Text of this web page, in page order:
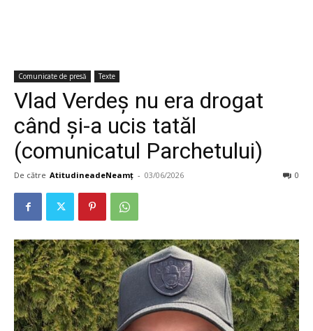
Comunicate de presă Texte
Vlad Verdeș nu era drogat
când și-a ucis tatăl
(comunicatul Parchetului)
De către AtitudineadeNeamț - 03/06/2026 0